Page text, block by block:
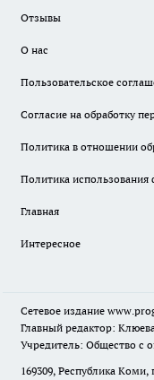
Отзывы
О нас
Пользовательское
Согласие на обработку
Политика в отношении
Политика использования
Главная
Интересное
Сетевое издание
Главный редактор:
Учредитель: Общество с
169309, Республика Коми,